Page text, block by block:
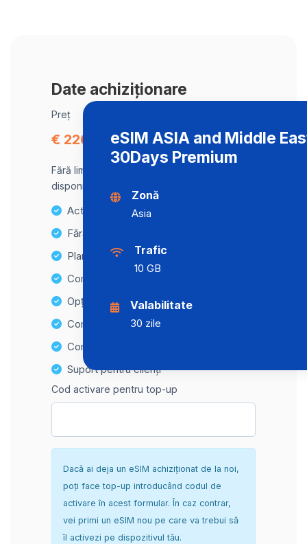
Date achiziționare
Preț
€ 226.00
Fără limită de date, viteză maximă
disponibilă.
Activare instantanee
Fără taxe ascunse
Planuri de date nelimitate
Compatibilitate cu multiple dispozitive
Opțiuni de reîncărcare ușoară
Compatibilitate Hotspot
Configurare sigură și fără complicații
Suport pentru clienți
Cod activare pentru top-up
Dacă ai deja un eSIM achiziționat de la noi,
poți face top-up introducând codul de
activare în acest formular. În caz contrar,
vei primi un eSIM nou pe care va trebui să
îl activezi pe dispozitivul tău.
eSIM ASIA and Middle
30Days Premium
Zonă
Asia
Trafic
10 GB
Valabilitate
30 zile